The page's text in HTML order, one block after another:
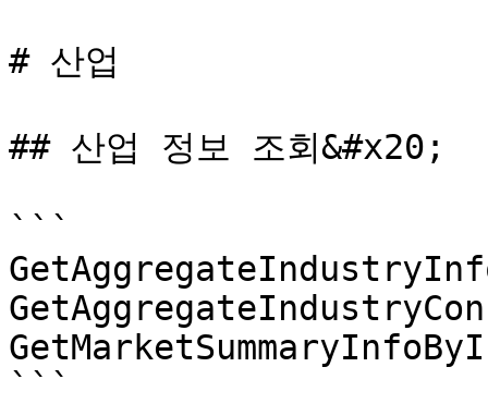
# 산업
## 산업 정보 조회&#x20;
```
```